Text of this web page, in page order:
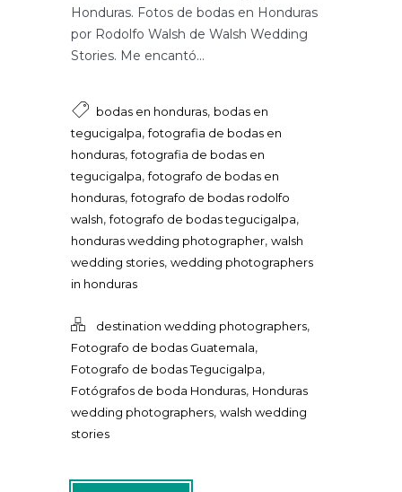
Honduras. Fotos de bodas en Honduras
por Rodolfo Walsh de Walsh Wedding
Stories. Me encantó...
bodas en honduras, bodas en
tegucigalpa,fotografia de bodas en
honduras,fotografia de bodas en
tegucigalpa,fotografo de bodas en
honduras,fotografo de bodas rodolfo
walsh,fotografo de bodas tegucigalpa,
honduras wedding photographer, walsh
wedding stories, wedding photographers
in honduras
destination wedding photographers,
Fotografo de bodas Guatemala,
Fotografo de bodas Tegucigalpa,
Fotógrafos de boda Honduras, Honduras
wedding photographers, walsh wedding
stories